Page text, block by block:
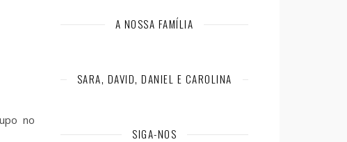
no
A NOSSA FAMÍLIA
SARA, DAVID, DANIEL E CAROLINA
SIGA-NOS